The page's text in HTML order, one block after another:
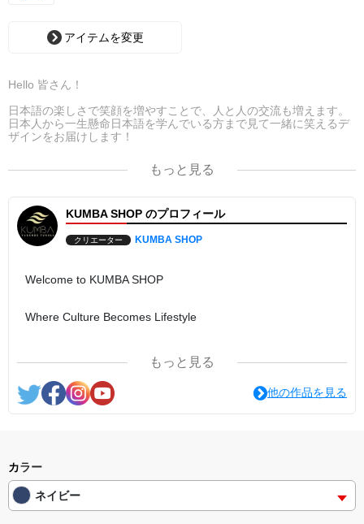
アイテムを変更
Hello 皆さん！
日本語の楽しさで笑顔を増やすことで、人と人の交流も増えます。
日本人から一生懸命日本語を学んでいる方まで見て一緒に笑えるデ
ザインをお届けします！
皆で日本語わからん実行委員になりましょう！
もっと見る
KUMBA SHOP のプロフィール
クリエーター KUMBA SHOP
Welcome to KUMBA SHOP
Where Culture Becomes Lifestyle
KUMBA SHOP is more than a clothing brand.
It is a collection of stories, cultures, and experiences brought
together through thoughtful design. Every piece reflects our
world.
From language and culture to coffee and community, each
もっと見る
他の作品を見る
カラー
ネイビー